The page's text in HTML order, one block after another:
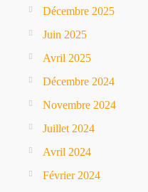
Décembre 2025
Juin 2025
Avril 2025
Décembre 2024
Novembre 2024
Juillet 2024
Avril 2024
Février 2024